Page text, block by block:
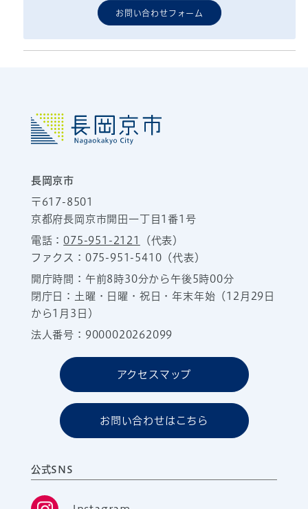
お問い合わせフォーム
長岡京市
〒617-8501
京都府長岡京市開田一丁目1番1号
電話：075-951-2121
（代表）
ファクス：075-951-5410（代表）
開庁時間：午前8時30分から午後5時00分
閉庁日：土曜・日曜・祝日・年末年始（12月29日
から1月3日）
法人番号：9000020262099
アクセスマップ
お問い合わせはこちら
公式SNS